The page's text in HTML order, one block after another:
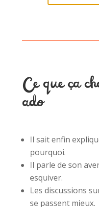
Ce que ça
ado
Il sait enfin
pourquoi.
Il parle de son
esquiver.
Les discussions
se passent mieux.